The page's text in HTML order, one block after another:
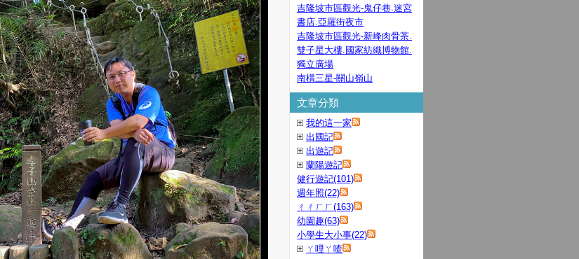
吉隆坡市區觀光-鬼仔巷.迷宮
書店.亞羅街夜市
吉隆坡市區觀光-新峰肉骨茶.
雙子星大樓.國家紡織博物館.
獨立廣場
南橫三星-關山嶺山
文章分類
我的這一家
出國記
出遊記
蘭陽遊記
健行遊記(101)
週年照(22)
ㄔㄔㄏㄏ(163)
幼園趣(63)
小學生大小事(22)
ㄚ哩ㄚ喳